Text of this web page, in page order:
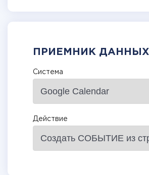
ПРИЕМНИК ДАННЫХ
Система
Действие